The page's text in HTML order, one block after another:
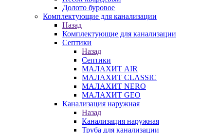
Долото буровое
Комплектующие для канализации
Назад
Комплектующие для канализации
Септики
Назад
Септики
МАЛАХИТ AIR
МАЛАХИТ CLASSIC
МАЛАХИТ NERO
МАЛАХИТ GEO
Канализация наружная
Назад
Канализация наружная
Труба для канализации